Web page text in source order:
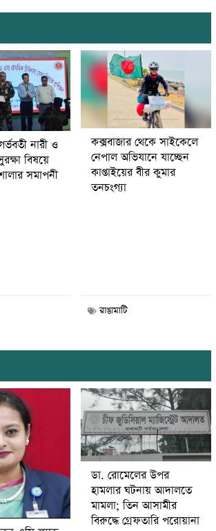
নারী ও
বিষয়ে
সমাপনী
কক্সবাজার থেকে সাইকেলে
নেপাল অভিযানে যাচ্ছেন
কাপ্তাইয়ের বীর কুমার
তনচংগ্যা
রাঙামাটি
ডা. রোমেলের উপর
হামলার ঘটনায় আদালতে
মামলা; তিন আসামীর
বিরুদ্ধে গ্রেফতারি পরোয়ানা